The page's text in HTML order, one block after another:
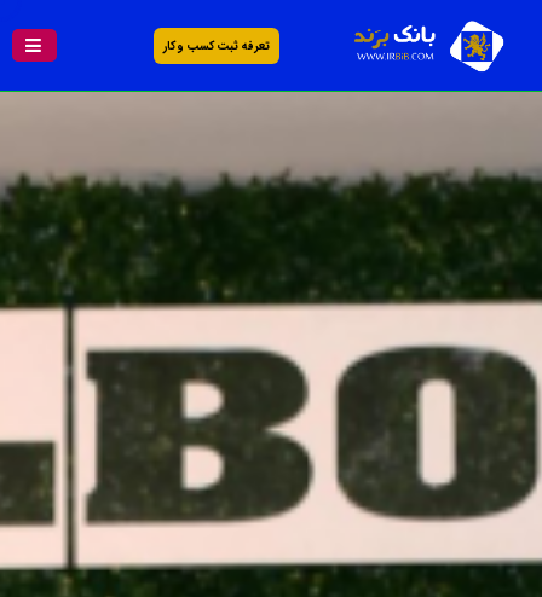
تعرفه ثبت کسب و کار